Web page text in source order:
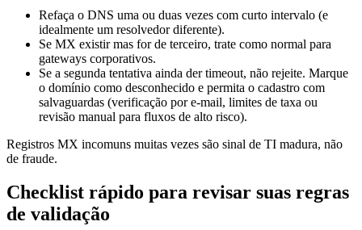
Refaça o DNS uma ou duas vezes com curto intervalo (e
idealmente um resolvedor diferente).
Se MX existir mas for de terceiro, trate como normal para
gateways corporativos.
Se a segunda tentativa ainda der timeout, não rejeite. Marque
o domínio como desconhecido e permita o cadastro com
salvaguardas (verificação por e-mail, limites de taxa ou
revisão manual para fluxos de alto risco).
Registros MX incomuns muitas vezes são sinal de TI madura, não
de fraude.
Checklist rápido para revisar suas regras
de validação